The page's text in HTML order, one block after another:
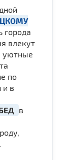
города
влекут
уютные
по
и в
в